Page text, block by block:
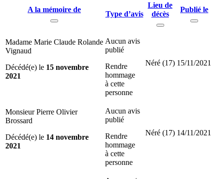
A la mémoire de
Type d’avis
Lieu de
décès
Publié le
Madame Marie Claude Rolande
Vignaud
Décédé(e) le 15 novembre
2021
Aucun avis
publié
Rendre
hommage
à cette
personne
Néré (17) 15/11/2021
Monsieur Pierre Olivier
Brossard
Décédé(e) le 14 novembre
2021
Aucun avis
publié
Rendre
hommage
à cette
personne
Néré (17) 14/11/2021